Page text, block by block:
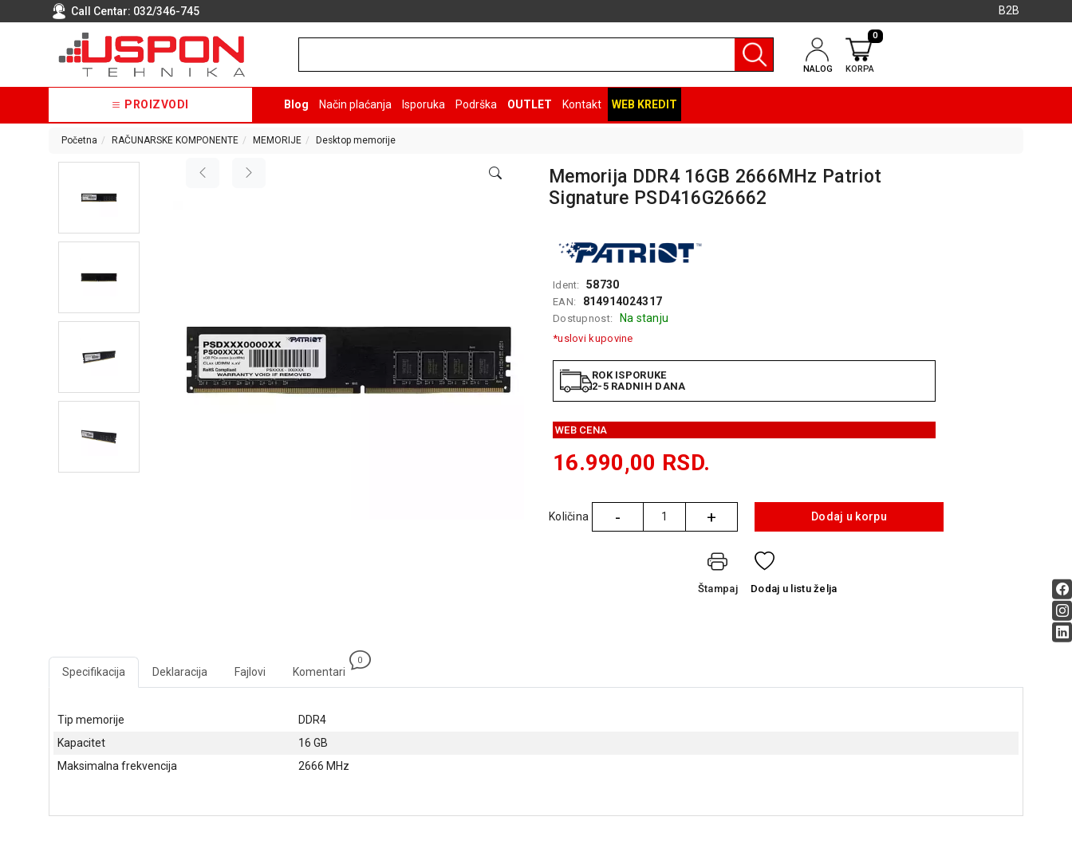
Call Centar: 032/346-745 B2B
NALOG KORPA
0
PROIZVODI Blog Način plaćanja Isporuka Podrška OUTLET Kontakt WEB KREDIT
Početna RAČUNARSKE KOMPONENTE MEMORIJE Desktop memorije
Memorija DDR4 16GB 2666MHz Patriot
Signature PSD416G26662
Ident: 58730
EAN: 814914024317
Dostupnost: Na stanju
*uslovi kupovine
ROK ISPORUKE
2-5 RADNIH DANA
WEB CENA
16.990,00 RSD.
Količina - + Dodaj u korpu
Štampaj Dodaj u listu želja
Specifikacija Deklaracija Fajlovi Komentari
0
Tip memorije
DDR4
Kapacitet
16 GB
Maksimalna frekvencija
2666 MHz